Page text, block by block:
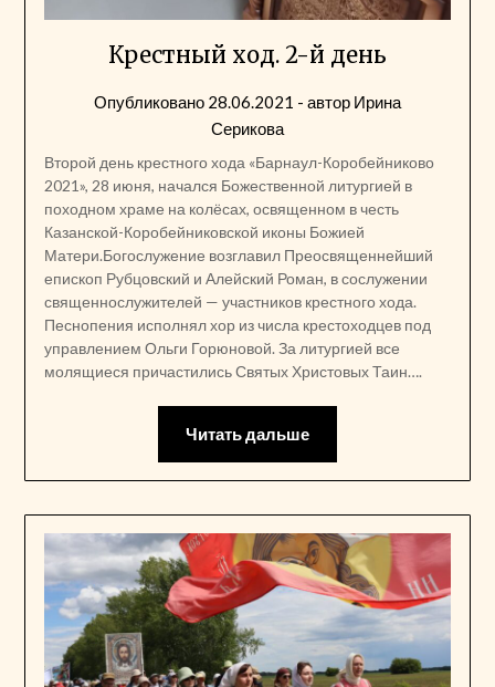
Крестный ход. 2-й день
Опубликовано 28.06.2021 - автор Ирина
Серикова
Второй день крестного хода «Барнаул-Коробейниково
2021», 28 июня, начался Божественной литургией в
походном храме на колёсах, освященном в честь
Казанской-Коробейниковской иконы Божией
Матери.Богослужение возглавил Преосвященнейший
епископ Рубцовский и Алейский Роман, в сослужении
священнослужителей — участников крестного хода.
Песнопения исполнял хор из числа крестоходцев под
управлением Ольги Горюновой. За литургией все
молящиеся причастились Святых Христовых Таин….
Читать дальше